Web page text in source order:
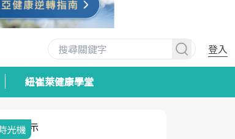
登入
紐崔萊健康學堂
光機